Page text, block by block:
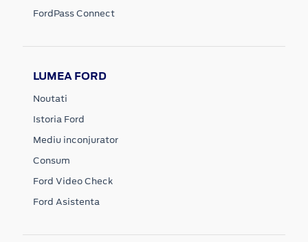
FordPass Connect
LUMEA FORD
Noutati
Istoria Ford
Mediu inconjurator
Consum
Ford Video Check
Ford Asistenta